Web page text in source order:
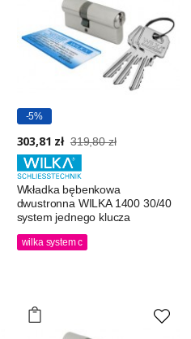
-5%
303,81 zł 319,80 zł
Wkładka bębenkowa
dwustronna WILKA 1400 30/40
system jednego klucza
wilka system c